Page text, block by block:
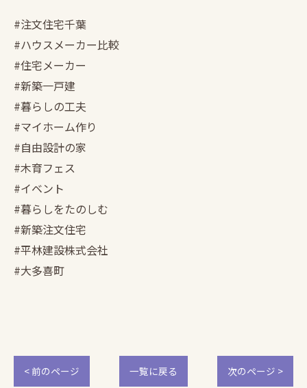
#注文住宅千葉
#ハウスメーカー比較
#住宅メーカー
#新築一戸建
#暮らしの工夫
#マイホーム作り
#自由設計の家
#木育フェス
#イベント
#暮らしをたのしむ
#新築注文住宅
#平林建設株式会社
#大多喜町
< 前のページ 一覧に戻る 次のページ >